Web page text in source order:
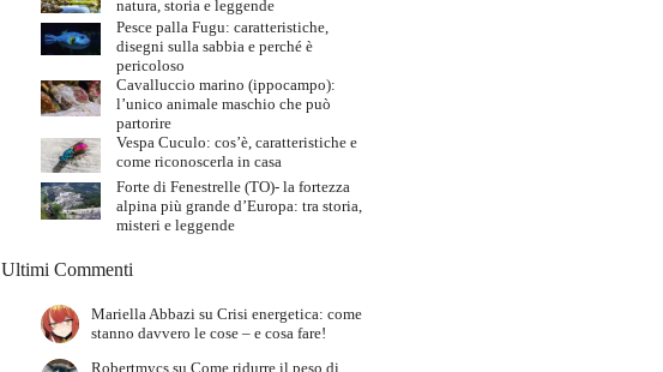
natura, storia e leggende
Pesce palla Fugu: caratteristiche,
disegni sulla sabbia e perché è
pericoloso
Cavalluccio marino (ippocampo):
l’unico animale maschio che può
partorire
Vespa Cuculo: cos’è, caratteristiche e
come riconoscerla in casa
Forte di Fenestrelle (TO)- la fortezza
alpina più grande d’Europa: tra storia,
misteri e leggende
Ultimi Commenti
Mariella Abbazi su Crisi energetica: come
stanno davvero le cose – e cosa fare!
Robertmycssu Come ridurre il peso di